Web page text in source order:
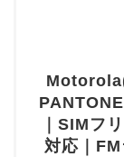
｜SIMフ
対応｜